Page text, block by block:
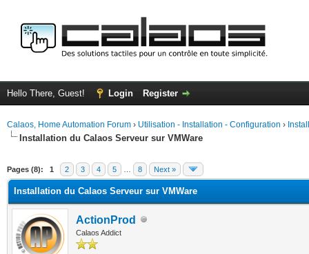
Hello There, Guest! Login Register
Calaos, Home Automation Forum › Utilisation - Installation - Configuration ›
Installation du Calaos Serveur sur VMWare
Pages (8): 1 2 3 4 5 8 Next »
Installation du Calaos Serveur sur VMWare
ActionProd
Calaos Addict